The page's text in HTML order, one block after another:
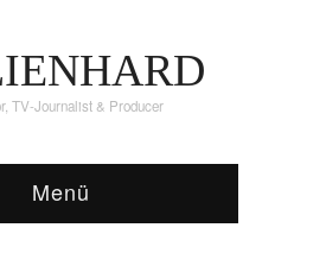
TV-Journalist & Producer
Menü